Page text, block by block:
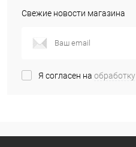
Свежие новости магазина
Я согласен на